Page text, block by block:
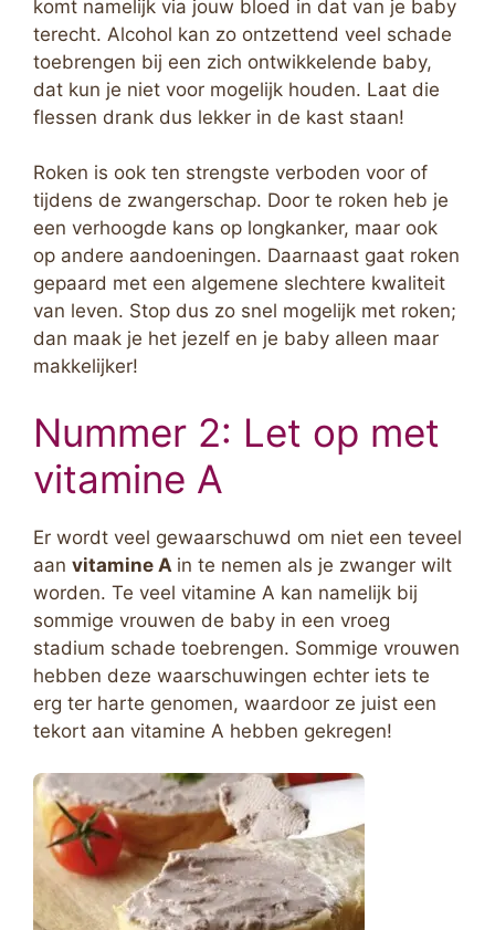
komt namelijk via jouw bloed in dat van je baby
terecht. Alcohol kan zo ontzettend veel schade
toebrengen bij een zich ontwikkelende baby,
dat kun je niet voor mogelijk houden. Laat die
flessen drank dus lekker in de kast staan!
Roken is ook ten strengste verboden voor of
tijdens de zwangerschap. Door te roken heb je
een verhoogde kans op longkanker, maar ook
op andere aandoeningen. Daarnaast gaat roken
gepaard met een algemene slechtere kwaliteit
van leven. Stop dus zo snel mogelijk met roken;
dan maak je het jezelf en je baby alleen maar
makkelijker!
Nummer 2: Let op met
vitamine A
Er wordt veel gewaarschuwd om niet een teveel
aan vitamine A in te nemen als je zwanger wilt
worden. Te veel vitamine A kan namelijk bij
sommige vrouwen de baby in een vroeg
stadium schade toebrengen. Sommige vrouwen
hebben deze waarschuwingen echter iets te
erg ter harte genomen, waardoor ze juist een
tekort aan vitamine A hebben gekregen!